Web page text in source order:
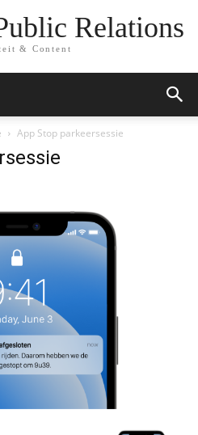
Relations
& Content
App Stop parkeersessie